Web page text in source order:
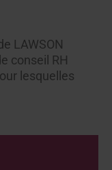
LAWSON
conseil RH
lesquelles